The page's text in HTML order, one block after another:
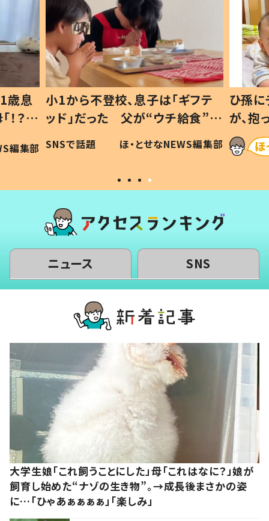
歳息
？」
編集部
小1から不登校、息子は「ギフテ
ッド」だった 父が“ウチ給食”を
作り続ける理由とは #令和の親
#令和の子
SNSで話題 ほ・とせなNEWS編集部
ひ孫
が、
「涙が
い」
ニュース SNS
大学生娘「これ飼うことにした」母「これはなに？」娘が
飼育し始めた“ナゾの生き物”。→成長後まさかの姿
に…「ひゃあぁぁぁぁ」「楽しみ」